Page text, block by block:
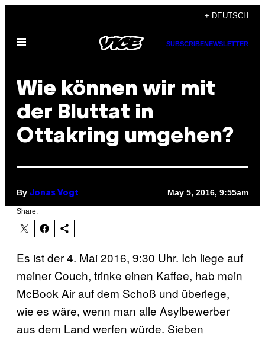
content
+ DEUTSCH
Open
SUBSCRIBENEWSLETTER
Wie können wir mit
der Bluttat in
Ottakring umgehen?
By Jonas Vogt May 5, 2016, 9:55am
Share:
Es ist der 4. Mai 2016, 9:30 Uhr. Ich liege auf
meiner Couch, trinke einen Kaffee, hab mein
McBook Air auf dem Schoß und überlege,
wie es wäre, wenn man alle Asylbewerber
aus dem Land werfen würde. Sieben